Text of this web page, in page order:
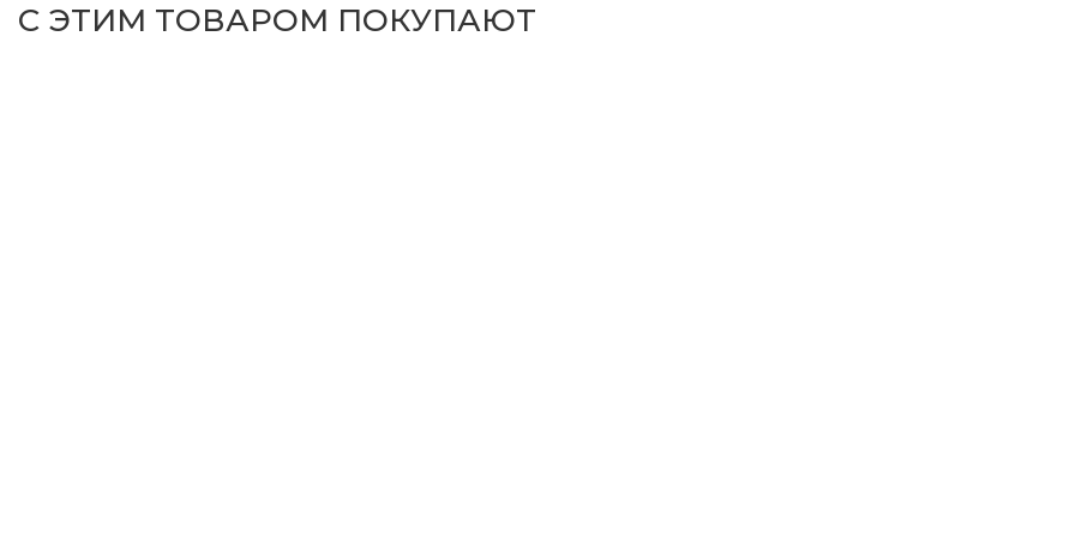
С ЭТИМ ТОВАРОМ ПОКУПАЮТ